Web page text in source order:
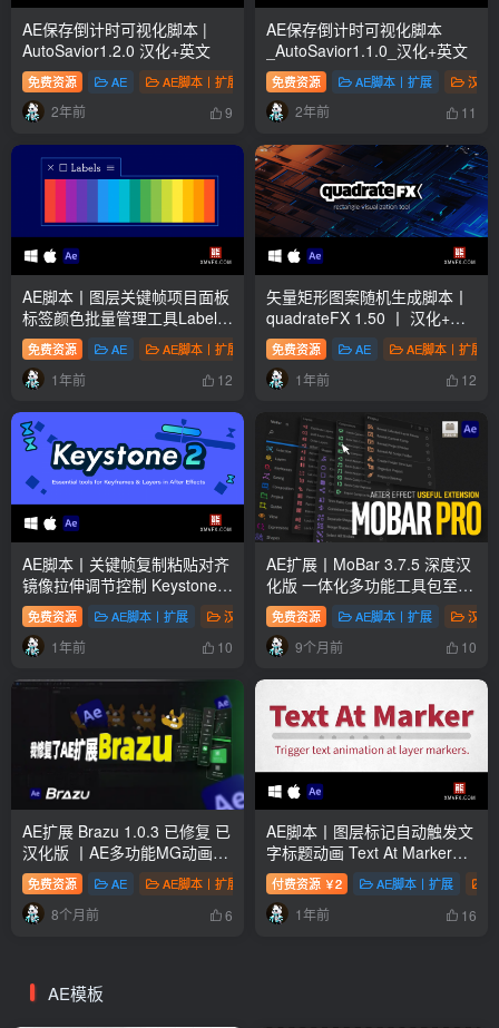
AE保存倒计时可视化脚本 |
AutoSavior1.2.0 汉化+英文
免费资源 AE AE脚本丨扩展 汉化脚本 # AE扩展 # AE脚本
2年前 9
AE保存倒计时可视化脚本
_AutoSavior1.1.0_汉化+英文
免费资源 AE脚本丨扩展 汉化
2年前 11
AE脚本丨图层关键帧项目面板
标签颜色批量管理工具Labels
V4.0.2 丨汉化版+英文
免费资源 AE AE脚本丨扩展 汉化脚本
1年前 12
矢量矩形图案随机生成脚本丨
quadrateFX 1.50 丨 汉化+英
文免费资源 AE AE脚本丨扩展
1年前 12
AE脚本丨关键帧复制粘贴对齐
镜像拉伸调节控制 Keystone
v2.0.6丨汉化版+英文+使用教
程免费资源 AE脚本丨扩展 汉化脚本
1年前 10
AE扩展丨MoBar 3.7.5 深度汉
化版 一体化多功能工具包至少
150个脚本功能
免费资源 AE脚本丨扩展 汉化
9个月前 10
AE扩展 Brazu 1.0.3 已修复 已
汉化版 丨AE多功能MG动画动
态设计工具合集脚本丨含视频
教程
免费资源 AE AE脚本丨扩展 汉化脚本
8个月前 6
AE脚本丨图层标记自动触发文
字标题动画 Text At Marker
v1.3.1汉化版+英文+使用教程
付费资源 ￥2 AE脚本丨扩展
1年前 16
AE模板